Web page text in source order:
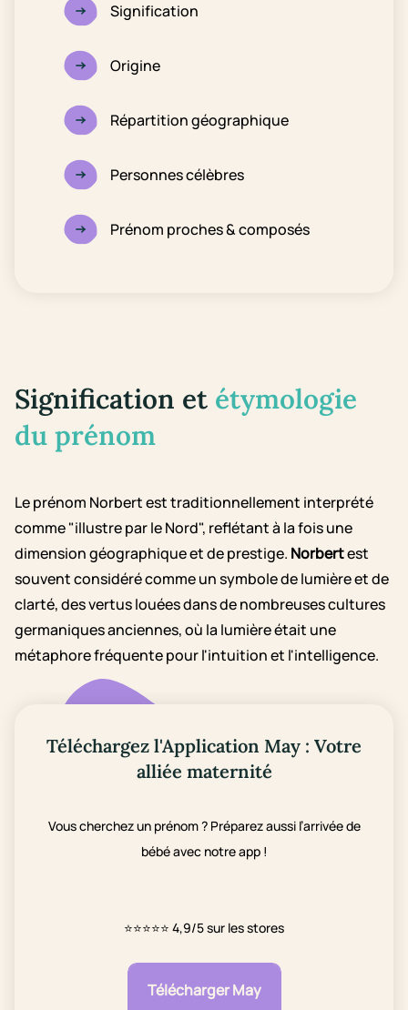
Signification
Origine
Répartition géographique
Personnes célèbres
Prénom proches & composés
Signification et étymologie
du prénom
Le prénom Norbert est traditionnellement interprété
comme "illustre par le Nord", reflétant à la fois une
dimension géographique et de prestige. Norbertest
souvent considéré comme un symbole de lumière et de
clarté, des vertus louées dans de nombreuses cultures
germaniques anciennes, où la lumière était une
métaphore fréquente pour l'intuition et l'intelligence.
Téléchargez l'Application May : Votre
alliée maternité
Vous cherchez un prénom ? Préparez aussi l’arrivée de
bébé avec notre app !
⭐⭐⭐⭐⭐ 4,9/5 sur les stores
Télécharger May